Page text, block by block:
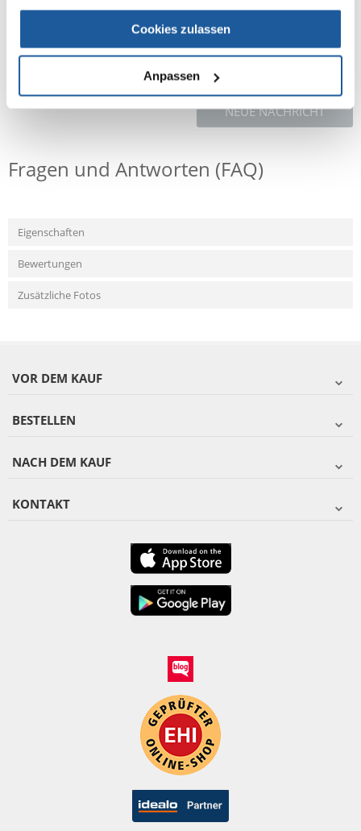
Cookies zulassen
Anpassen
Speziell zusammengestellte, milde Reinigungsbasis, Süßholz- und
Blasentang-Extrakte, Chitosan, geruchshemmende Zusammensetzung.
NEUE NACHRICHT
Fragen und Antworten (FAQ)
Eigenschaften
Bewertungen
Zusätzliche Fotos
VOR DEM KAUF
BESTELLEN
NACH DEM KAUF
KONTAKT